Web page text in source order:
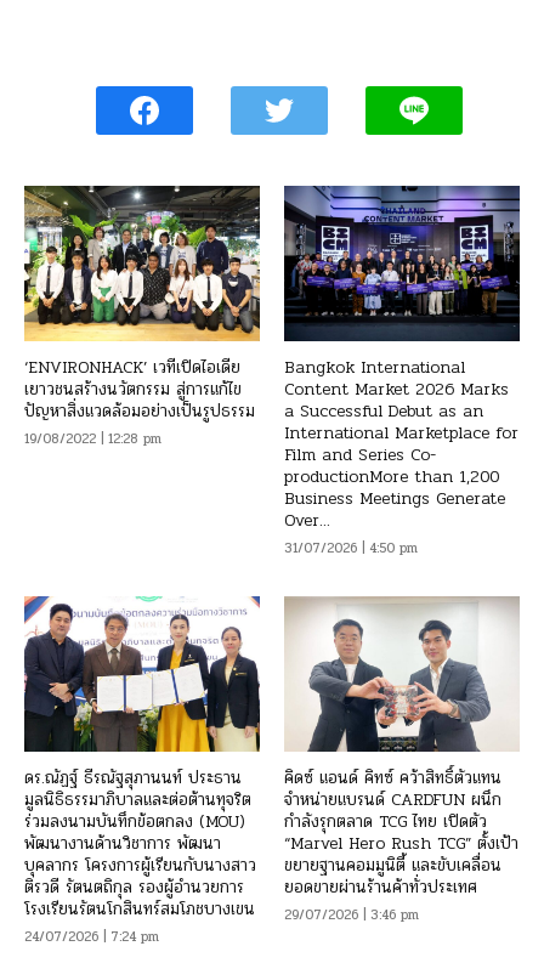
‘ENVIRONHACK’ เวทีเปิดไอเดีย
เยาวชนสร้างนวัตกรรม สู่การแก้ไข
ปัญหาสิ่งแวดล้อมอย่างเป็นรูปธรรม
19/08/2022 | 12:28 pm
Bangkok International
Content Market 2026 Marks
a Successful Debut as an
International Marketplace for
Film and Series Co-
productionMore than 1,200
Business Meetings Generate
Over...
31/07/2026 | 4:50 pm
ดร.ณัฏฐ์ ธีรณัฐสุภานนท์ ประธาน
มูลนิธิธรรมาภิบาลและต่อต้านทุจริต
ร่วมลงนามบันทึกข้อตกลง (MOU)
พัฒนางานด้านวิชาการ พัฒนา
บุคลากร โครงการผู้เรียนกับนางสาว
ติรวดี รัตนตถิกุล รองผู้อำนวยการ
โรงเรียนรัตนโกสินทร์สมโภชบางเขน
24/07/2026 | 7:24 pm
คิดซ์ แอนด์ คิทซ์ คว้าสิทธิ์ตัวแทน
จำหน่ายแบรนด์ CARDFUN ผนึก
กำลังรุกตลาด TCG ไทย เปิดตัว
“Marvel Hero Rush TCG” ตั้งเป้า
ขยายฐานคอมมูนิตี้ และขับเคลื่อน
ยอดขายผ่านร้านค้าทั่วประเทศ
29/07/2026 | 3:46 pm